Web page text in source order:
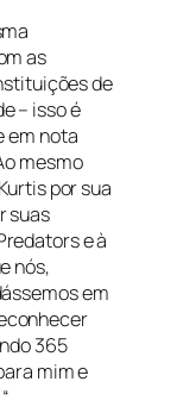
as
de
– isso é
em nota
mesmo
por sua
suas
e à
nós,
em
365
mim e